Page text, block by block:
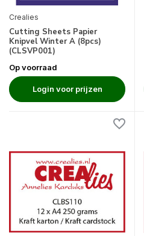
Crealies
Cutting Sheets Papier
Knipvel Winter A (8pcs)
(CLSVP001)
Op voorraad
Login voor prijzen